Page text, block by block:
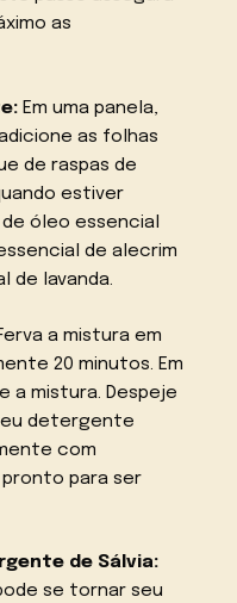
as
Em uma panela,
as folhas
de raspas de
estiver
óleo essencial
de alecrim
de lavanda.
a mistura em
20 minutos. Em
a mistura. Despeje
detergente
com
para ser
de Sálvia:
se tornar seu